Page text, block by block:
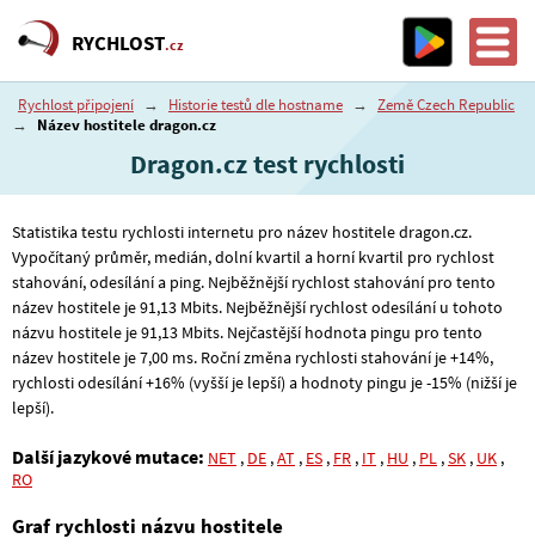
RYCHLOST.cz
Rychlost připojení → Historie testů dle hostname → Země Czech Republic
→
Název hostitele dragon.cz
Dragon.cz test rychlosti
Statistika testu rychlosti internetu pro název hostitele dragon.cz.
Vypočítaný průměr, medián, dolní kvartil a horní kvartil pro rychlost
stahování, odesílání a ping. Nejběžnější rychlost stahování pro tento
název hostitele je 91,13 Mbits. Nejběžnější rychlost odesílání u tohoto
názvu hostitele je 91,13 Mbits. Nejčastější hodnota pingu pro tento
název hostitele je 7,00 ms. Roční změna rychlosti stahování je +14%,
rychlosti odesílání +16% (vyšší je lepší) a hodnoty pingu je -15% (nižší je
lepší).
Další jazykové mutace: NET , DE ,AT , ES , FR , IT , HU , PL ,SK , UK ,
RO
Graf rychlosti názvu hostitele